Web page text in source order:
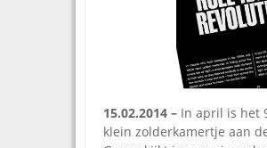
15.02.2014 – In april is het
klein zolderkamertje aan